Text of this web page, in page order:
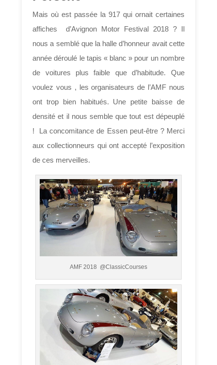
Mais où est passée la 917 qui ornait certaines
affiches d’Avignon Motor Festival 2018 ? Il
nous a semblé que la halle d’honneur avait cette
année déroulé le tapis « blanc » pour un nombre
de voitures plus faible que d’habitude. Que
voulez vous , les organisateurs de l’AMF nous
ont trop bien habitués. Une petite baisse de
densité et il nous semble que tout est dépeuplé
! La concomitance de Essen peut-être ? Merci
aux collectionneurs qui ont accepté l’exposition
de ces merveilles.
AMF 2018 @ClassicCourses